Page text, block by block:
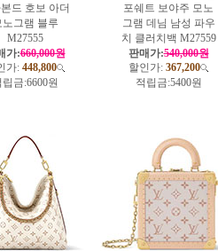
드 호보 아더
노그램 블루
M27555
가:660,000원
가: 448,800
립금:6600원
포쉐트 보야주 모노
그램 데님 남성 파우
치 클러치백 M27559
판매가:540,000원
할인가: 367,200
적립금:5400원